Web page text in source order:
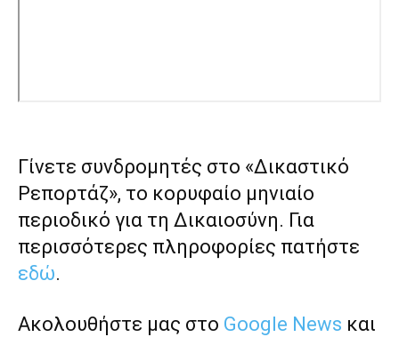
Γίνετε συνδρομητές στο «Δικαστικό
Ρεπορτάζ», το κορυφαίο μηνιαίο
περιοδικό για τη Δικαιοσύνη. Για
περισσότερες πληροφορίες πατήστε
εδώ.
Ακολουθήστε μας στο Google News και